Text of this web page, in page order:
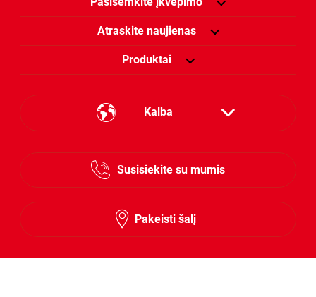
Atraskite naujienas
Produktai
Kalba
Latvian
Susisiekite su mumis
Pakeisti šalį